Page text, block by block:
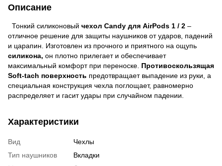
Описание
Тонкий силиконовый чехол Candy для AirPods 1 / 2 –
отличное решение для защиты наушников от ударов, падений
и царапин. Изготовлен из прочного и приятного на ощупь
силикона, он плотно прилегает и обеспечивает
максимальный комфорт при переноске. Противоскользящая
Soft-tach поверхность предотвращает выпадение из руки, а
специальная конструкция чехла поглощает, равномерно
распределяет и гасит удары при случайном падении.
Характеристики
Вид
Чехлы
Тип наушников
Вкладки